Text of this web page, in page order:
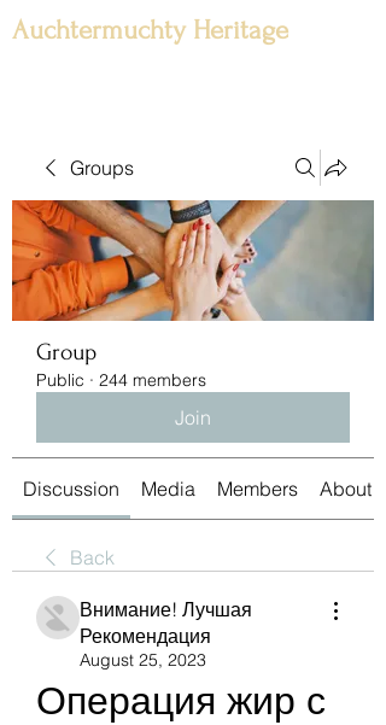
Auchtermuchty Heritage
Groups
Group
Public · 244 members
Join
Discussion Media Members About
Back
Внимание! Лучшая
Рекомендация
August 25, 2023
Операция жир с